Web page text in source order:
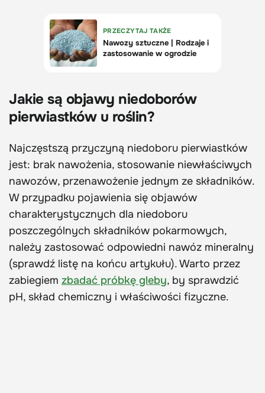
Jakie są objawy niedoborów
pierwiastków u roślin?
Najczęstszą przyczyną niedoboru pierwiastków
jest: brak nawożenia, stosowanie niewłaściwych
nawozów, przenawożenie jednym ze składników.
W przypadku pojawienia się objawów
charakterystycznych dla niedoboru
poszczególnych składników pokarmowych,
należy zastosować odpowiedni nawóz mineralny
(sprawdź listę na końcu artykułu). Warto przez
zabiegiem zbadać próbkę gleby, by sprawdzić
pH, skład chemiczny i właściwości fizyczne.